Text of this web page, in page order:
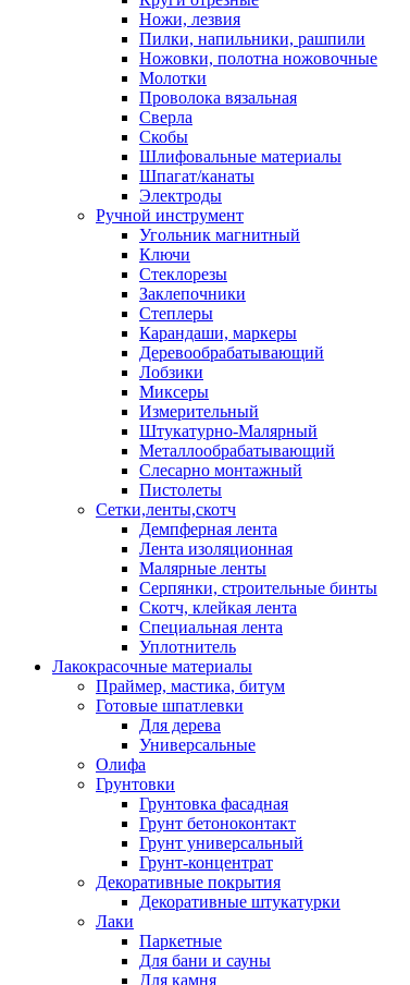
Ножи, лезвия
Пилки, напильники, рашпили
Ножовки, полотна ножовочные
Молотки
Проволока вязальная
Сверла
Скобы
Шлифовальные материалы
Шпагат/канаты
Электроды
Ручной инструмент
Угольник магнитный
Ключи
Стеклорезы
Заклепочники
Степлеры
Карандаши, маркеры
Деревообрабатывающий
Лобзики
Миксеры
Измерительный
Штукатурно-Малярный
Металлообрабатывающий
Слесарно монтажный
Пистолеты
Сетки,ленты,скотч
Демпферная лента
Лента изоляционная
Малярные ленты
Серпянки, строительные бинты
Скотч, клейкая лента
Специальная лента
Уплотнитель
Лакокрасочные материалы
Праймер, мастика, битум
Готовые шпатлевки
Для дерева
Универсальные
Олифа
Грунтовки
Грунтовка фасадная
Грунт бетоноконтакт
Грунт универсальный
Грунт-концентрат
Декоративные покрытия
Декоративные штукатурки
Лаки
Паркетные
Для бани и сауны
Для камня